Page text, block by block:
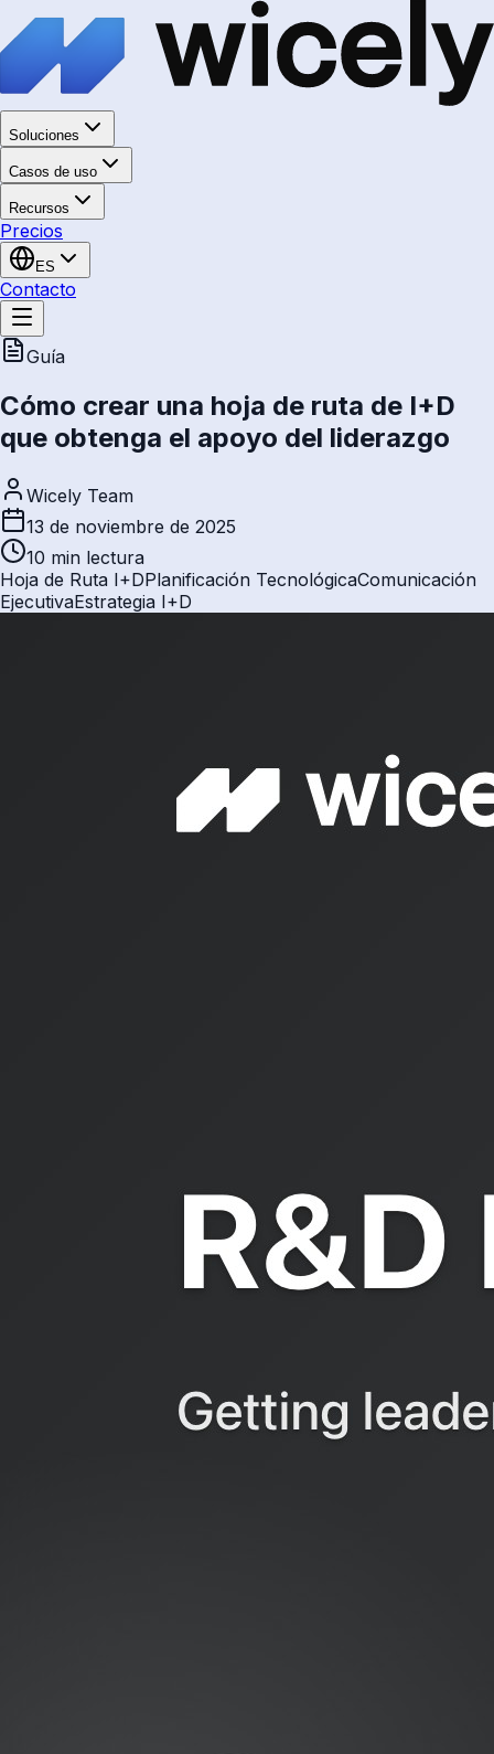
Soluciones
Casos de uso
Recursos
Precios
ES
Contacto
Guía
Cómo crear una hoja de ruta de I+D
que obtenga el apoyo del liderazgo
Wicely Team
13 de noviembre de 2025
10 min lectura
Hoja de Ruta I+DPlanificación TecnológicaComunicación
EjecutivaEstrategia I+D